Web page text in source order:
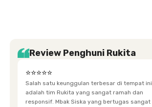
Review Penghuni Rukita
⭐⭐⭐⭐⭐
Salah satu keunggulan terbesar di tempat ini
adalah tim Rukita yang sangat ramah dan
responsif. Mbak Siska yang bertugas sangat